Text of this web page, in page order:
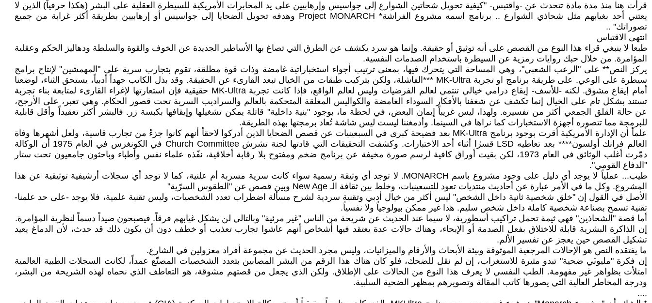
قرأت هنا منذ مدة مادة تتحدث عن -واقتبس- "كيفية تحويل شحاتين الشوارع إلى جواسيس وإرهابيين على يد المخابرات الأمريكية للسيطرة العقلية على البشر (هكذا حرفياً) الذين لا
يعتني أحد بغيابهم مثل شحاذي الشوارع .. برنامج اسمه مشروع الفراشة* Project MONARCH وهدفه تحويل الضحايا إلى جواسيس أو إرهابيين بطريقة أكثر غرابة من جميع
تصوراتك" ..
انتهى الاقتباس
طبعا لا ينبغي قراء هذا النوع من القصص على أنه توثيق أو حقيقة. وإنما هو سرد يكشف عن الطرق التي تصاغ بها الأساطير الجديدة عن الخوف والقوة والسلطة ودهاليز الحكم وعقلية
المؤامرة. من خلال حبك روايات رمزية عن السيطرة باستخدام الصدمات النفسية.
يركز النص** على "الرعب الشعبي"، وهي المساحة التي يتحرك فيها، بمعنى ترتيب أجواء استخباراتية غامضة وذات قوة مطلقة، تقوم بتجارب سرية على "المهمشين" لإنتاج برامج
سيطرة على الوعي. على طريقة برنامج او تجربة MK-Ultra ***الفاشلة، ولكن بتركيب طبقات من الخيال تبعد القارىء عن الحقيقة. وقد بذل الكاتب جهداً أدبياً، يستحق الثناء، لوضعنا
أمام إيقاع مشوق. لكنه -للأسف- إيقاع درامي خيالي تنتمي لعالم الفرضيات وليس لعالم الواقع، فإذا كانت تجربة MK-Ultra حقيقية فإن استعارتها لإغراء القارىء لمتابعة بناء تجربة
تستند بشكل تام على الخيال إنما تكشف عن شغفنا بالأفكار السوداء الغامضة والكواليس المغلقة المتحكمة بالعالم والسراديب السرية تحت قصور الحكام. وهي تعبر، على الأرجح،
عن حالة القلق الجمعي أكثر من تفسيره. ولهذا، ليس غريباً إيمان البعض، في لحظة ما، بوجود "بنية داخلية" قاتلة يمكن تشغيلها وإيقافها بكبسة زر. فالبشر أكثر تعقيداً وأقل قابلية
للبرمجة مما تتصوره أجهزة الاستخبارات كما نراها في السينما. وأدمغننا ليست ليس شاشة تُعاد برمجتها بهذه الطريقة.
علماً أن الإدارة الأمريكية أقرت بوجود برنامج MK-Ultra بعد فضيحة كبرى في السبعينيات عن قصص الضحايا الذين أدركوا لاحقاً أنهم كانوا جزءً من تجارب قاسية، ولعل أشهرها وفاة
العالم فرانك أولسون**** بعد تعاطيه LSD قسرًا أثناء أحد الاختبارات. وكشفت التحقيقات التي قادتها لجنة تشرش Church Committee في الكونغرس في العام 1975 أن الوكالة
دمّرت أغلب الوثائق في العام 1973، لكن بقيت أوراق كافية لرسم صورة مخيفة عن برنامج ضخم ومفتوح بلا رقابة أخلاقية، نفّذه علماء نفس وأطباء وباحثون جامعيون تحت ستار
"الدفاع القومي".
طيب... عملياً لا يوجد أي دليل على وجود مشروع باسم MONARCH. لا توجد أي وثيقة رسمية سواء كانت سرية مسربة أم علنية، كما لا توجد أي سجلات أرشيفية توثيقية عن هذا
المشروع. وكل ما في الأمر عبارة عن أحاديث منتديات تعود للتسعينيات، وخلط بين ثقافة الـ New Age وبين قصص عن "الطقوس السرّية"
الأصل في القول إن "خلق شخصية ثانية داخل الشخص" ليس أكثر من خيال أدبي وتقنية سردية لشرح مسألة اضطراب تعدد الشخصيات، وليس تقنية علمية، فلا يوجد -على حد علمنا-
تقنية تسمح بصناعة شخصية كاملة داخل شخص سليم. هذا غير ممكن بيولوجياً ولا نفسياً.
أما قصة "الشحاذين" فهي ثيمة تحمل تراكيب أسطورية، لا سيما عند الحديث عن شريحة من الناس "غير مرئية" وبالتالي لن يشكل غيابهم فرقاً. فيصبحون صيداً دسماً لنظرية المؤامرة.
إن الذاكرة البشرية قابلة للاختلاق بفعل الصدمة أو الإيحاء، وهناك حالات عدة يعتقد فيها أشخاص أنهم عاشوا تجارب تعذيب أو خطف دون أن يكون ذلك قد حدث، لأن الدماغ يعيد
تشكيل القصص حين يعجز عن تفسير الألم.
ما يفتقده النص هو الإحالات المرجعية الموثوقة وبيئة الأبحاث والأرقام والميزانيات، وليس مجرد الحديث عن مجموعة أفراد معزولين في الشارع.
إن فكرة "مليونَي ضحية" تبدو مثيرة للاستغراب، إن لم نقل للضحك، فلو كان هناك هذا الرقم من البشر المصابين بتعدد الشخصيات المصنّع عمداً، لكانت السجلات الطبية العالمية
امتلأت بظواهر غير مفهومة. الطب النفسي لا يعرف هذا النوع من الحالات على الإطلاق. ولكن الذي يجعل من قصتهم مشوقة، هو التعاطف الذي نحماه لهذه الشريحة من البشر،
ودرجة المخاطر العالية التي يصورها كاتب المقالة وتصويرهم بمظهر الضحية السلبية.
....